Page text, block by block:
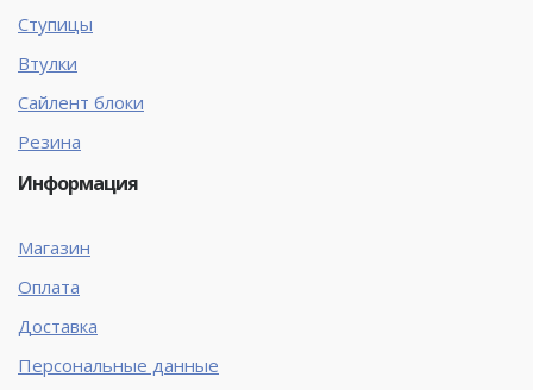
Ступицы
Втулки
Сайлент блоки
Резина
Информация
Магазин
Оплата
Доставка
Персональные данные